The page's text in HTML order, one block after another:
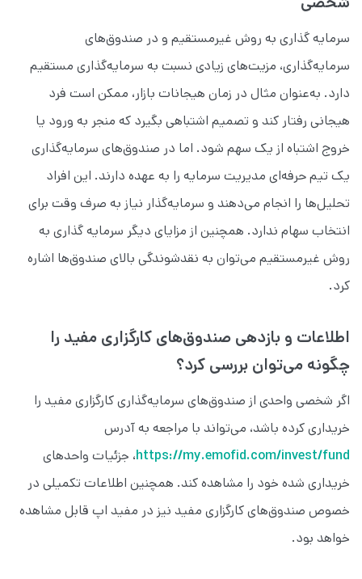
سرمایه گذاری به روش غیرمستقیم و در صندوق‌های
سرمایه‌گذاری، مزیت‌های زیادی نسبت به سرمایه‌گذاری مستقیم
دارد. به‌عنوان مثال در زمان هیجانات بازار، ممکن است فرد
هیجانی رفتار کند و تصمیم اشتباهی بگیرد که منجر به ورود یا
خروج اشتباه از یک سهم شود. اما در صندوق‌های سرمایه‌گذاری
یک تیم حرفه‌ای مدیریت سرمایه را به عهده دارند. این افراد
تحلیل‌ها را انجام می‌دهند و سرمایه‌گذار نیاز به صرف وقت برای
انتخاب سهام ندارد. همچنین از مزایای دیگر سرمایه گذاری به
روش غیرمستقیم می‌توان به نقدشوندگی بالای صندوق‌ها اشاره
کرد.
اطلاعات و بازدهی صندوق‌های کارگزاری مفید را
چگونه می‌توان بررسی کرد؟
اگر شخصی واحدی از صندوق‌های سرمایه‌گذاری کارگزاری مفید را
خریداری کرده باشد، می‌تواند با مراجعه به آدرس
https://my.emofid.com/invest/fund، جزئیات واحدهای
خریداری شده خود را مشاهده کند. همچنین اطلاعات تکمیلی در
خصوص صندوق‌های کارگزاری مفید نیز در مفید اپ قابل مشاهده
خواهد بود.